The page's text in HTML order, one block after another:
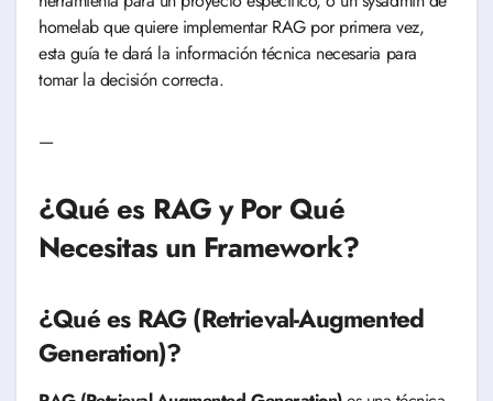
homelab que quiere implementar RAG por primera vez,
esta guía te dará la información técnica necesaria para
tomar la decisión correcta.
—
¿Qué es RAG y Por Qué
Necesitas un Framework?
¿Qué es RAG (Retrieval-Augmented
Generation)?